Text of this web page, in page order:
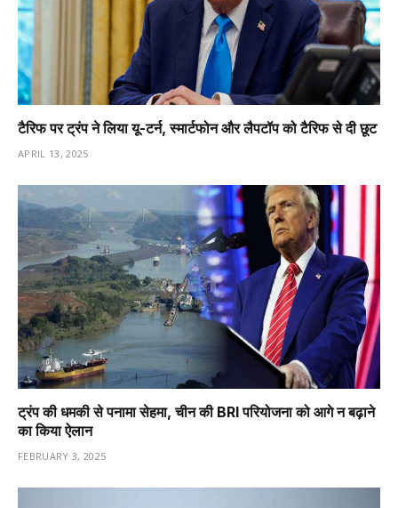
टैरिफ पर ट्रंप ने लिया यू-टर्न, स्मार्टफोन और लैपटॉप को टैरिफ से दी छूट
APRIL 13, 2025
ट्रंप की धमकी से पनामा सेहमा, चीन की BRI परियोजना को आगे न बढ़ाने
का किया ऐलान
FEBRUARY 3, 2025